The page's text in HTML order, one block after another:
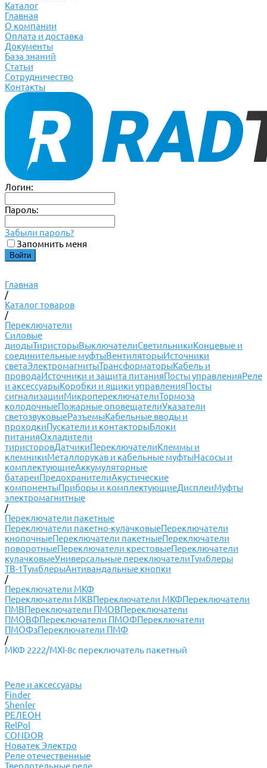
Каталог
Главная
О компании
Оплата и доставка
Документы
База знаний
Статьи
Сотрудничество
Контакты
Логин:
Пароль:
Забыли пароль?
Запомнить меня
Главная
/
Каталог товаров
/
Переключатели
Силовые
диодыТиристорыВыключателиСветильникиКонцевые и
соединительные муфтыВентиляторыИсточники
светаЭлектромагнитыТрансформаторыКабель и
проводаИсточники и защита питанияПосты управленияРеле
и аксессуарыКоробки и ящики управленияПосты
сигнализацииМикропереключателиТормоза
колодочныеПожарные оповещателиУказатели
светозвуковыеРазъемыКабельные вводы и
проходкиПускатели и контакторыБлоки
питанияОхладители
тиристоровДатчикиПереключателиКлеммы и
клемникиМеталлорукав и кабельные муфтыНасосы и
комплектующиеАккумуляторные
батареиПредохранителиАкустические
компонентыПриборы и комплектующиеДисплеиМуфты
электромагнитные
/
Переключатели пакетные
Переключатели пакетно-кулачковыеПереключатели
кнопочныеПереключатели пакетныеПереключатели
поворотныеПереключатели крестовыеПереключатели
кулачковыеУниверсальные переключателиТумблеры
ТВ-1ТумблерыАнтивандальные кнопки
/
Переключатели МКФ
Переключатели МКВПереключатели МКФПереключатели
ПМВПереключатели ПМОВПереключатели
ПМОВФПереключатели ПМОФПереключатели
ПМОФзПереключатели ПМФ
/
МКФ 2222/МХI-8с переключатель пакетный
Реле и аксессуары
Finder
Shenler
РЕЛЕОН
RelPol
CONDOR
Новатек Электро
Реле отечественные
Твердотельные реле